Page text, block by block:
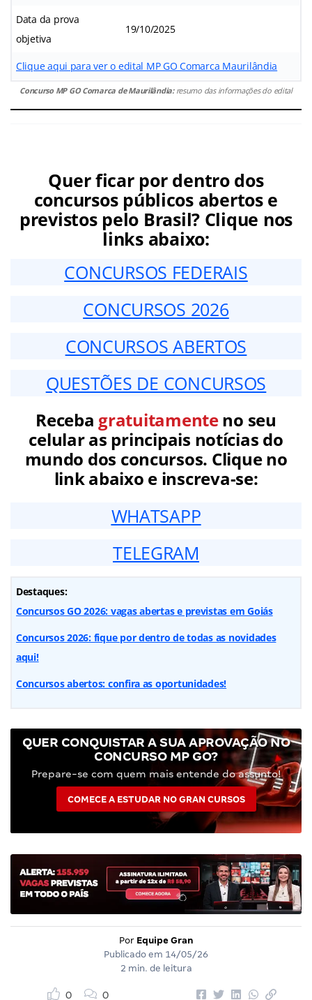
Data da prova
objetiva
19/10/2025
Clique aqui para ver o edital MP GO Comarca Maurilândia
Concurso MP GO Comarca de Maurilândia: resumo das informações do edital
Quer ficar por dentro dos
concursos públicos abertos e
previstos pelo Brasil? Clique nos
links abaixo:
CONCURSOS FEDERAIS
CONCURSOS 2026
CONCURSOS ABERTOS
QUESTÕES DE CONCURSOS
Receba gratuitamenteno seu
celular as principais notícias do
mundo dos concursos. Clique no
link abaixo e inscreva-se:
WHATSAPP
TELEGRAM
Destaques:
Concursos GO 2026: vagas abertas e previstas em Goiás
Concursos 2026: fique por dentro de todas as novidades
aqui!
Concursos abertos: confira as oportunidades!
QUER CONQUISTAR A SUA APROVAÇÃO NO
CONCURSO MP GO?
Prepare-se com quem mais entende do assunto!
COMECE A ESTUDAR NO GRAN CURSOS
Por Equipe Gran
Publicado em 14/05/26
2 min. de leitura
0 0